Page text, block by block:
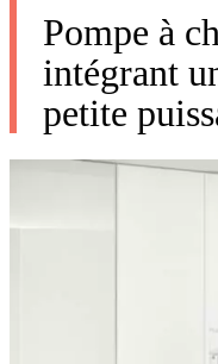
Pompe à
intégrant
petite